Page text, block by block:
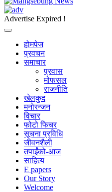
Advertise Expired !
होमपेज
प्रवचन
समाचार
प्रवास
मोफसल
राजनीति
खेलकुद
मनोरन्जन
विचार
फोटो फिचर
सूचना प्रविधि
जीवनशैली
तपाईंको-आज
साहित्य
E papers
Our Story
Welcome